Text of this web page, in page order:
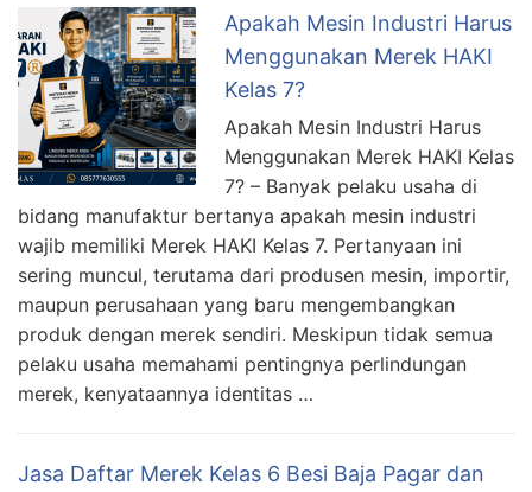
Apakah Mesin Industri Harus
Menggunakan Merek HAKI
Kelas 7?
Apakah Mesin Industri Harus
Menggunakan Merek HAKI Kelas
7? – Banyak pelaku usaha di
bidang manufaktur bertanya apakah mesin industri
wajib memiliki Merek HAKI Kelas 7. Pertanyaan ini
sering muncul, terutama dari produsen mesin, importir,
maupun perusahaan yang baru mengembangkan
produk dengan merek sendiri. Meskipun tidak semua
pelaku usaha memahami pentingnya perlindungan
merek, kenyataannya identitas …
Jasa Daftar Merek Kelas 6 Besi Baja Pagar dan